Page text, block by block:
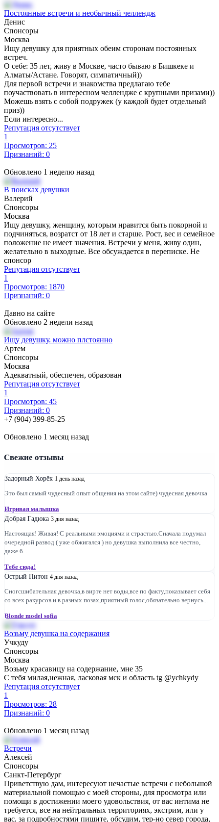
Постоянные встречи и необычный челлендж
Денис
Спонсоры
Москва
Ищу девушку для приятных обеим сторонам постоянных
встреч.
О себе: 35 лет, живу в Москве, часто бываю в Бишкеке и
Алматы/Астане. Говорят, симпатичный))
Для первой встречи и знакомства предлагаю тебе
поучаствовать в интересном челлендже с крупными призами))
Можешь взять с собой подружек (у каждой будет отдельный
приз))
Если интересно...
Репутация отсутствует
1
Просмотров: 25
Признаний: 0
Обновлено 1 неделю назад
В поисках девушки
Валерий
Спонсоры
Москва
Ищу девушку, женщину, которым нравится быть покорной и
подчиняться, возратст от 18 лет и старше. Рост, вес и семейное
положение не имеет значения. Встречи у меня, живу один,
желательно в выходные. Все обсуждается в переписке. Не
спонсор
Репутация отсутствует
1
Просмотров: 1870
Признаний: 0
Давно на сайте
Обновлено 2 недели назад
Ищу девушку. можно плстоянно
Артем
Спонсоры
Москва
Адекватный, обеспечен, образован
Репутация отсутствует
1
Просмотров: 45
Признаний: 0
+7 (904) 399-85-25
Обновлено 1 месяц назад
Свежие отзывы
Задорный Хорёк 1 день назад
Это был самый чудесный опыт общения на этом сайте) чудесная девочка
Игривая малышка
Добрая Гадюка 3 дня назад
Настоящая! Живая! С реальными эмоциями и страстью.Сначала подумал
очередной развод ( уже обжигался ) но девушка выполнила все честно,
даже б...
Тебе сюда!
Острый Питон 4 дня назад
Сногсшибательная девочка,в вирте нет воды,все по факту,показывает себя
со всех ракурсов и в разных позах,приятный голос,обязательно вернусь...
Blonde model sofia
Возьму девушка на содержания
Учкуду
Спонсоры
Москва
Возьму красавицу на содержание, мне 35
С тебя милая,нежная, ласковая мск и область tg @ychkydy
Репутация отсутствует
1
Просмотров: 28
Признаний: 0
Обновлено 1 месяц назад
Встречи
Алексей
Спонсоры
Санкт-Петербург
Приветствую дам, интересуют нечастые встречи с небольшой
материальной помощью с моей стороны, для просмотра или
помощи в достижении моего удовольствия, от вас интима не
требуется, все на нейтральных территориях, экстрим, или у
вас, за подробностями пишите, обсудим, тер-но север города,